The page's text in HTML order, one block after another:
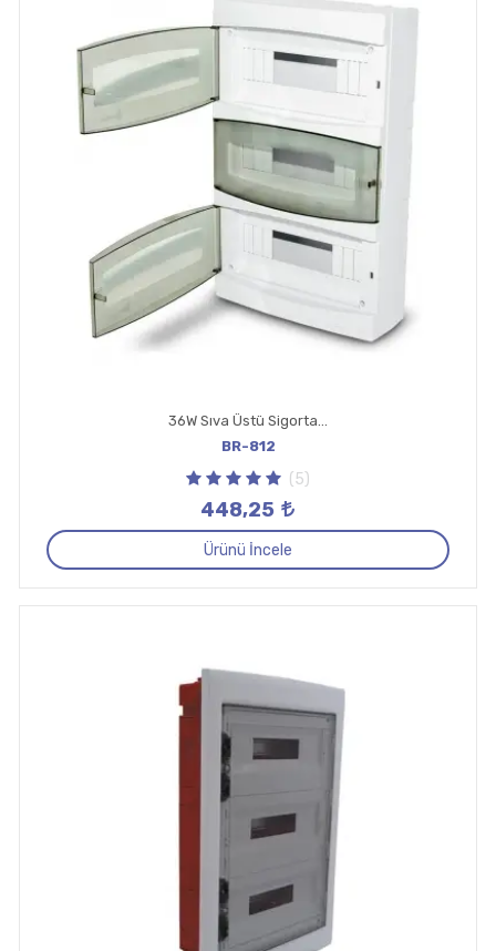
36W Sıva Üstü Sigorta Otomat Kutusu
BR-812
(5)
448,25
Ürünü İncele